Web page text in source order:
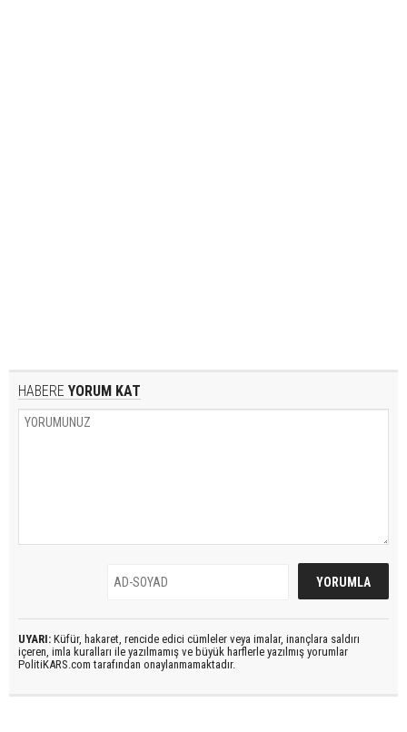
HABERE YORUM KAT
UYARI: Küfür, hakaret, rencide edici cümleler veya imalar, inançlara saldırı
içeren, imla kuralları ile yazılmamış ve büyük harflerle yazılmış yorumlar
PolitiKARS.com tarafından onaylanmamaktadır.